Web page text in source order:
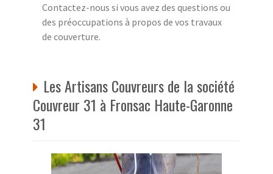
Contactez-nous si vous avez des questions ou
des préoccupations à propos de vos travaux
de couverture.
Les Artisans Couvreurs de la société
Couvreur 31 à Fronsac Haute-Garonne
31